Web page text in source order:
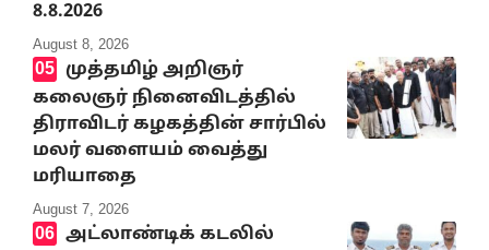
8.8.2026
August 8, 2026
முத்தமிழ் அறிஞர்
கலைஞர் நினைவிடத்தில்
திராவிடர் கழகத்தின் சார்பில்
மலர் வளையம் வைத்து
மரியாதை
August 7, 2026
அட்லாண்டிக் கடலில்